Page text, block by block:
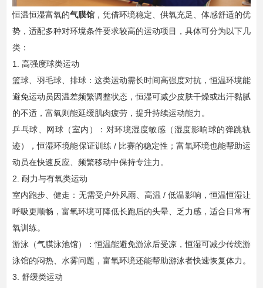
恒温恒湿富氧的气膜馆 ，凭借环境稳定、供氧充足、体感舒适的优
势，适配多种对环境条件要求较高的运动项目，具体可分为以下几
类：
1. 高强度球类运动
篮球、羽毛球、排球：这类运动需长时间高强度对抗，恒温环境能
避免运动员因温差频繁调整状态，恒湿可减少皮肤干燥或出汗黏腻
的不适，富氧则能延缓肌肉疲劳，提升持续运动能力。
乒乓球、网球（室内）：对环境湿度敏感（湿度影响球的弹跳轨
迹），恒湿环境能保证训练 / 比赛的稳定性；富氧环境也能帮助运
动员在快速反应、频繁移动中保持专注力。
2. 耐力与有氧类运动
室内跑步、健走：无需受户外风雨、高温 / 低温影响，恒温恒湿让
呼吸更顺畅，富氧环境可降低长跑后的头晕、乏力感，适合日常有
氧训练。
游泳（气膜泳池馆）：恒温能避免游泳后受凉，恒湿可减少传统游
泳馆的闷热、水雾问题，富氧环境还能帮助游泳者快速恢复体力。
3. 舒缓类运动